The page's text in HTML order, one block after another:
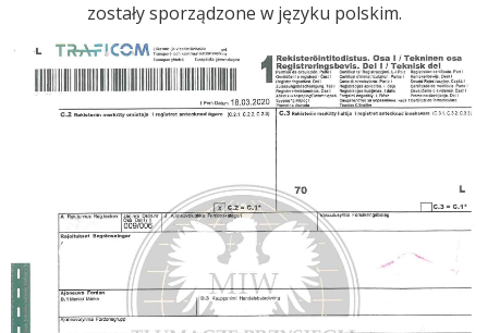
zostały sporządzone w języku polskim.